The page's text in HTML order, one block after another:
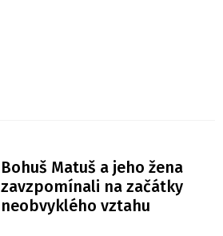
Bohuš Matuš a jeho žena
zavzpomínali na začátky
neobvyklého vztahu